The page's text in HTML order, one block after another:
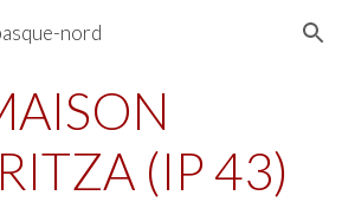
Skip to navigation
nord
(IP 43)